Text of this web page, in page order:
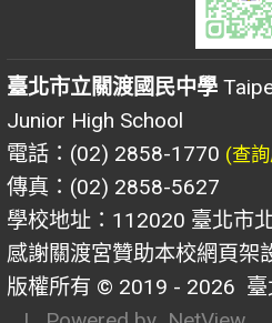
臺北市立關渡國民中學
Junior High School
電話：(02) 2858-1770 (查
傳真：(02) 2858-5627
學校地址：112020 臺北市
感謝關渡宮贊助本校網頁架
版權所有 © 2019 - 2026